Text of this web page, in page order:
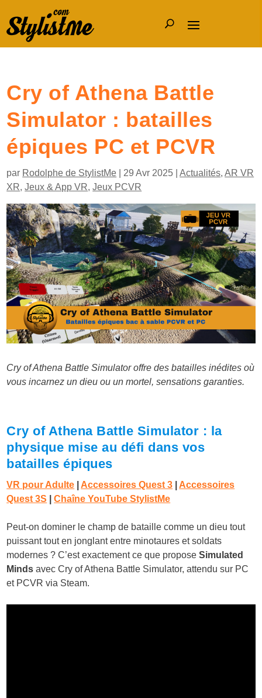
Cry of Athena Battle
Simulator : batailles
épiques PC et PCVR
par Rodolphe de StylistMe 29 Avr 2025 |Actualités,AR VR
XR,Jeux & App VR,Jeux PCVR
Cry of Athena Battle Simulator offre des batailles inédites où
vous incarnez un dieu ou un mortel, sensations garanties.
Cry of Athena Battle Simulator : la
physique mise au défi dans vos
batailles épiques
VR pour Adulte Accessoires Quest 3
Accessoires
Quest 3S |Chaîne YouTube StylistMe
Peut-on dominer le champ de bataille comme un dieu tout
puissant tout en jonglant entre minotaures et soldats
modernes ? C’est exactement ce que proposeSimulated
Minds avec Cry of Athena Battle Simulator, attendu sur PC
et PCVR via Steam.